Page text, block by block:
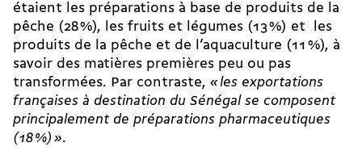
étaient les préparations à base de produits de la
pêche (28 %), les fruits et légumes (13 %) et les
produits de la pêche et de l’aquaculture (11 %), à
savoir des matières premières peu ou pas
transformées. Par contraste, « les exportations
françaises à destination du Sénégal se composent
principalement de préparations pharmaceutiques
(18 %) ».